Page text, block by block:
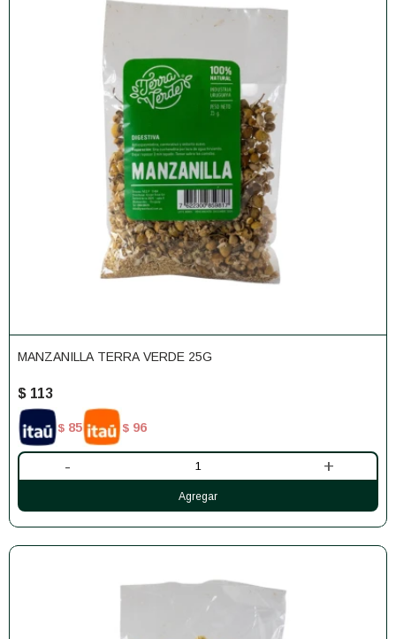
MANZANILLA TERRA VERDE 25G
$ 113
$ 85 $ 96
- +